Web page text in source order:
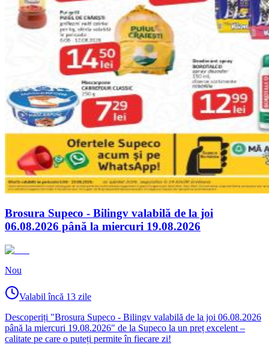
Brosura Supeco - Bilingv valabilă de la joi
06.08.2026 până la miercuri 19.08.2026
Nou
Valabil încă 13 zile
Descoperiți "Brosura Supeco - Bilingv valabilă de la joi 06.08.2026
până la miercuri 19.08.2026" de la Supeco la un preț excelent –
calitate pe care o puteți permite în fiecare zi!